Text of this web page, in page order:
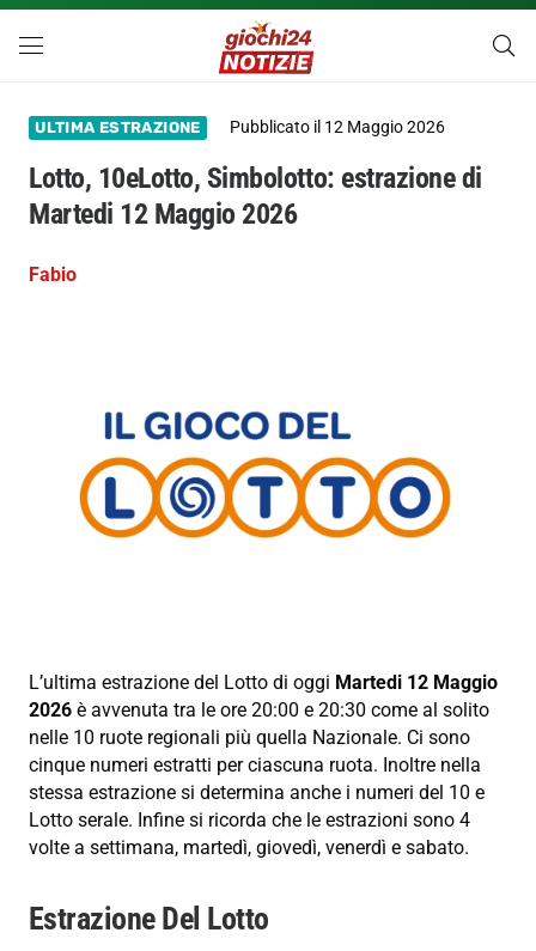
ULTIMA ESTRAZIONE Pubblicato il 12 Maggio 2026
Lotto, 10eLotto, Simbolotto: estrazione di
Martedi 12 Maggio 2026
Fabio
L’ultima estrazione del Lotto di oggi Martedi 12 Maggio
2026 è avvenuta tra le ore 20:00 e 20:30 come al solito
nelle 10 ruote regionali più quella Nazionale. Ci sono
cinque numeri estratti per ciascuna ruota. Inoltre nella
stessa estrazione si determina anche i numeri del 10 e
Lotto serale. Infine si ricorda che le estrazioni sono 4
volte a settimana, martedì, giovedì, venerdì e sabato.
Estrazione Del Lotto